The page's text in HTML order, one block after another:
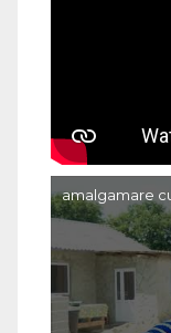
amalgamare